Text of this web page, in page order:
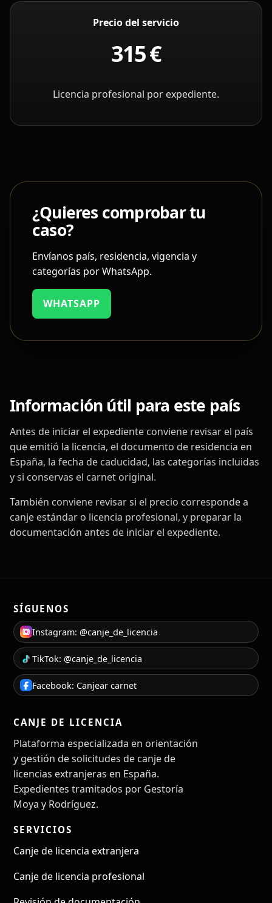
Precio del servicio
315 €
Licencia profesional por expediente.
¿Quieres comprobar tu
caso?
Envíanos país, residencia, vigencia y
categorías por WhatsApp.
WHATSAPP
Información útil para este país
Antes de iniciar el expediente conviene revisar el país
que emitió la licencia, el documento de residencia en
España, la fecha de caducidad, las categorías incluidas
y si conservas el carnet original.
También conviene revisar si el precio corresponde a
canje estándar o licencia profesional, y preparar la
documentación antes de iniciar el expediente.
SÍGUENOS
Instagram: @canje_de_licencia
TikTok: @canje_de_licencia
Facebook: Canjear carnet
CANJE DE LICENCIA
Plataforma especializada en orientación
y gestión de solicitudes de canje de
licencias extranjeras en España.
Expedientes tramitados por Gestoría
Moya y Rodríguez.
SERVICIOS
Canje de licencia extranjera
Canje de licencia profesional